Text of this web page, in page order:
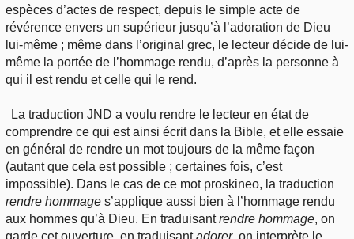
espèces d’actes de respect, depuis le simple acte de
révérence envers un supérieur jusqu’à l’adoration de Dieu
lui-même ; même dans l’original grec, le lecteur décide de lui-
même la portée de l’hommage rendu, d’après la personne à
qui il est rendu et celle qui le rend.
La traduction JND a voulu rendre le lecteur en état de
comprendre ce qui est ainsi écrit dans la Bible, et elle essaie
en général de rendre un mot toujours de la même façon
(autant que cela est possible ; certaines fois, c’est
impossible). Dans le cas de ce mot proskineo, la traduction
rendre hommage s’applique aussi bien à l’hommage rendu
aux hommes qu’à Dieu. En traduisantrendre hommage, on
garde cet ouverture, en traduisantadorer, on interprète le